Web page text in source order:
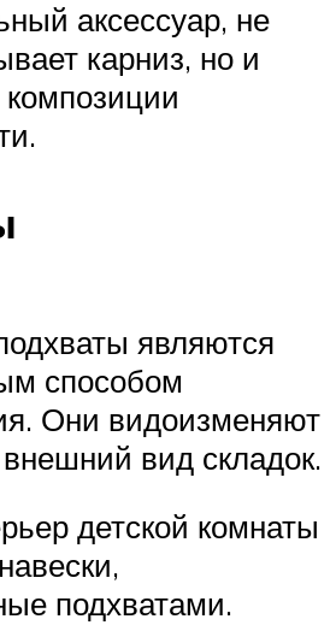
аксессуар, не
карниз, но и
являются
способом
Они видоизменяют
вид складок.
детской комнаты
подхватами.